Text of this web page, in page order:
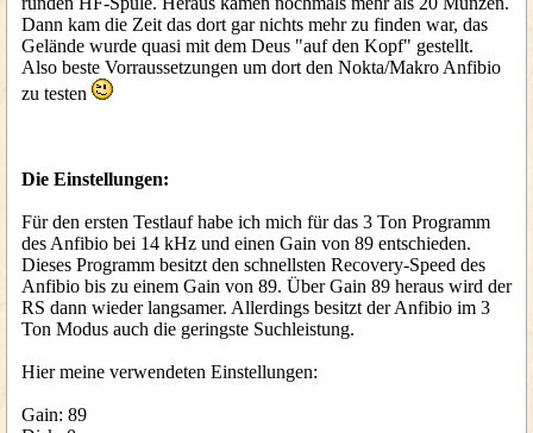
Dann kam die Zeit das dort gar nichts mehr zu finden war, das
Gelände wurde quasi mit dem Deus "auf den Kopf" gestellt.
Also beste Vorraussetzungen um dort den Nokta/Makro Anfibio
zu testen
Die Einstellungen:
Für den ersten Testlauf habe ich mich für das 3 Ton Programm
des Anfibio bei 14 kHz und einen Gain von 89 entschieden.
Dieses Programm besitzt den schnellsten Recovery-Speed des
Anfibio bis zu einem Gain von 89. Über Gain 89 heraus wird der
RS dann wieder langsamer. Allerdings besitzt der Anfibio im 3
Ton Modus auch die geringste Suchleistung.
Hier meine verwendeten Einstellungen:
Gain: 89